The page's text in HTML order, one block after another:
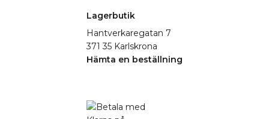
Lagerbutik
Hantverkaregatan 7
371 35 Karlskrona
Hämta en beställning